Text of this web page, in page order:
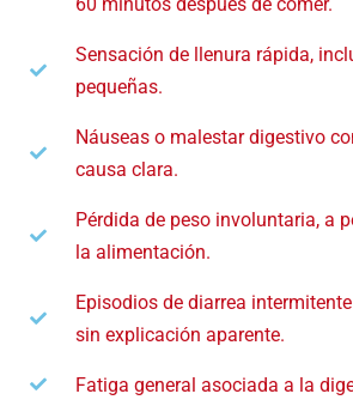
Sensación de llenura rápida,
pequeñas.
Náuseas o malestar digestivo
causa clara.
Pérdida de peso involuntaria, a
la alimentación.
Episodios de diarrea
sin explicación aparente.
Fatiga general asociada a la